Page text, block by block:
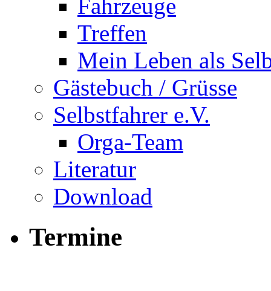
Fahrzeuge
Treffen
Mein Leben als
Gästebuch / Grüsse
Selbstfahrer e.V.
Orga-Team
Literatur
Download
Termine